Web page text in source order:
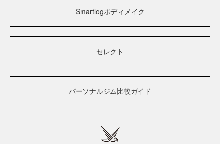
Smartlogボディメイク
セレクト
パーソナルジム比較ガイド